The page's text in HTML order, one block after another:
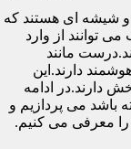
شیشه ای هستند که
توانند از وارد
مانند
دارند.این
ادامه
باشد می پردازیم و
معرفی می کنیم.